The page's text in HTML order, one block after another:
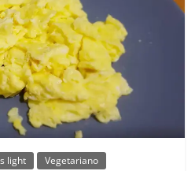
light Vegetariano